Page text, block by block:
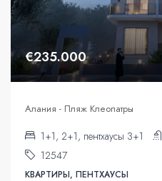
€235.000
Алания - Пляж Клеопатры
1+1, 2+1, пентхаусы 3+1
12547
КВАРТИРЫ, ПЕНТХАУСЫ